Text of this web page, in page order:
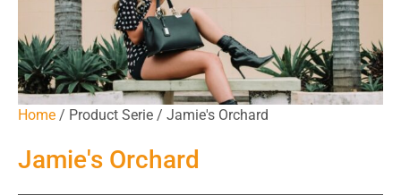
Home / Product Serie / Jamie's Orchard
Jamie's Orchard